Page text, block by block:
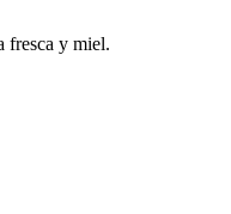
fresca y miel.